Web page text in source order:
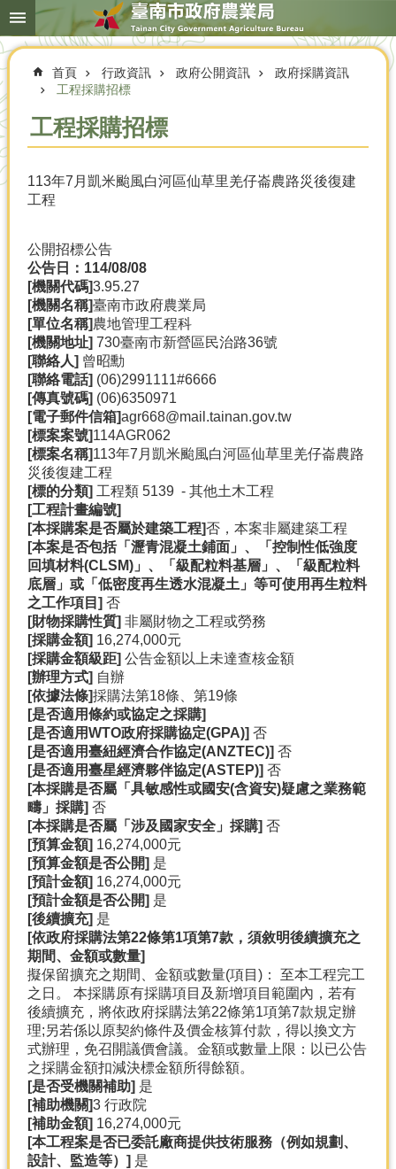
跳到主要內容區塊
搜
尋
進
簡
農
業
頁
市
府
首
首頁 行政資訊 政府公開資訊
政府採購資訊
工程採購招標
工程採購招標
113年7月凱米颱風白河區仙草里羌仔崙農路災後復建
工程
公開招標公告
公告日：114/08/08
[機關代碼]3.95.27
[機關名稱]臺南市政府農業局
[單位名稱]農地管理工程科
[機關地址] 730臺南市新營區民治路36號
[聯絡人] 曾昭勳
[聯絡電話] (06)2991111#6666
[傳真號碼] (06)6350971
[電子郵件信箱]agr668@mail.tainan.gov.tw
[標案案號]114AGR062
[標案名稱]113年7月凱米颱風白河區仙草里羌仔崙農路
災後復建工程
[標的分類] 工程類 5139 - 其他土木工程
[工程計畫編號]
[本採購案是否屬於建築工程]否，本案非屬建築工程
[本案是否包括「瀝青混凝土鋪面」、「控制性低強度
回填材料(CLSM) 」、「級配粒料基層」、「級配粒料
底層」或「低密度再生透水混凝土」等可使用再生粒料
之工作項目] 否
[財物採購性質] 非屬財物之工程或勞務
[採購金額] 16,274,000元
[採購金額級距] 公告金額以上未達查核金額
[辦理方式] 自辦
[依據法條]採購法第18條、第19條
[是否適用條約或協定之採購]
[是否適用WTO政府採購協定(GPA)] 否
[是否適用臺紐經濟合作協定(ANZTEC)] 否
[是否適用臺星經濟夥伴協定(ASTEP)] 否
[本採購是否屬「具敏感性或國安(含資安)疑慮之業務範
疇」採購] 否
[本採購是否屬「涉及國家安全」採購] 否
[預算金額] 16,274,000元
[預算金額是否公開] 是
[預計金額] 16,274,000元
[預計金額是否公開] 是
[後續擴充] 是
[依政府採購法第22條第1項第7款，須敘明後續擴充之
期間、金額或數量]
擬保留擴充之期間、金額或數量(項目)： 至本工程完工
之日。 本採購原有採購項目及新增項目範圍內，若有
後續擴充，將依政府採購法第22條第1項第7款規定辦
理;另若係以原契約條件及價金核算付款，得以換文方
式辦理，免召開議價會議。金額或數量上限：以已公告
之採購金額扣減決標金額所得餘額。
[是否受機關補助] 是
[補助機關]3 行政院
[補助金額] 16,274,000元
[本工程案是否已委託廠商提供技術服務（例如規劃、
設計、監造等）] 是